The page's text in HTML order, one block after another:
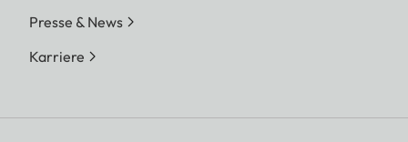
Presse & News
Karriere